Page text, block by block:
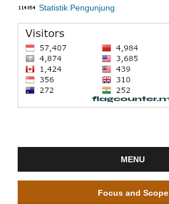
Statistik Pengunjung
MENU
Focus and Scope